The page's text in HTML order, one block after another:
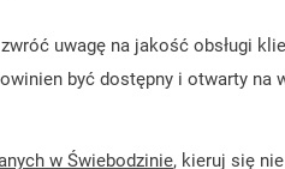
uwagę na jakość obsługi
być dostępny i otwarty na
w Świebodzinie, kieruj się